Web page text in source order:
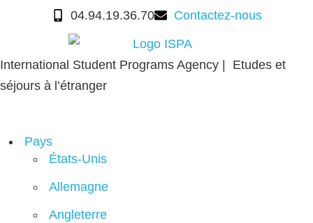
04.94.19.36.70 Contactez-nous
International Student Programs Agency | Etudes et
séjours à l’étranger
Pays
États-Unis
Allemagne
Angleterre